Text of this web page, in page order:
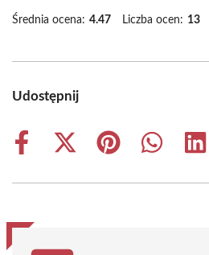
Średnia ocena: 4.47 Liczba ocen: 13
Udostępnij
Share
Share
(Twitter)
Share
Share